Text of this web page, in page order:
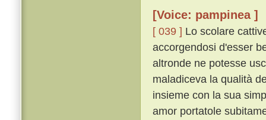
[Voice: pampinea ]
[ 039 ] Lo scolare
accorgendosi d'esser
altronde ne potesse
maladiceva la qualità
insieme con la sua
amor portatole